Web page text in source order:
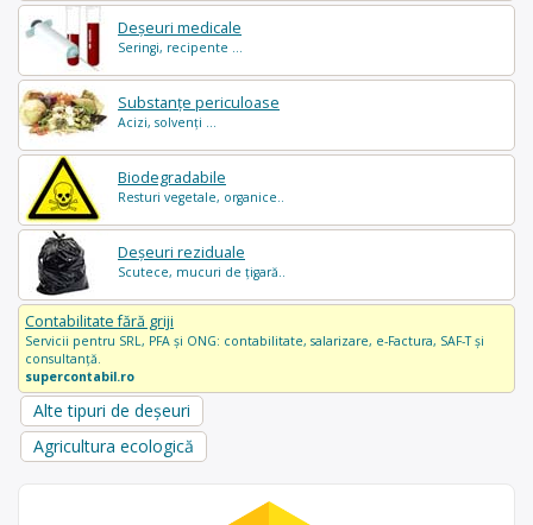
Deșeuri medicale
Seringi, recipente ...
Substanțe periculoase
Acizi, solvenți ...
Biodegradabile
Resturi vegetale, organice..
Deșeuri reziduale
Scutece, mucuri de țigară..
Contabilitate fără griji
Servicii pentru SRL, PFA și ONG: contabilitate, salarizare, e-Factura, SAF-T și
consultanță.
supercontabil.ro
Alte tipuri de deșeuri
Agricultura ecologică